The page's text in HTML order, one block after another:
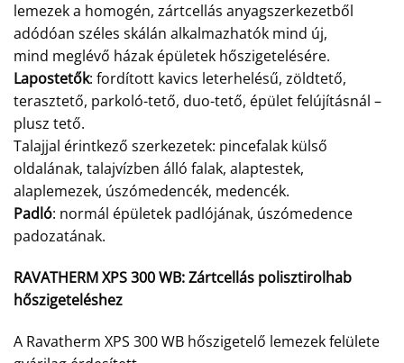
lemezek a homogén, zártcellás anyagszerkezetből
adódóan széles skálán alkalmazhatók mind új,
mind meglévő házak épületek hőszigetelésére.
Lapostetők: fordított kavics leterhelésű, zöldtető,
terasztető, parkoló-tető, duo-tető, épület felújításnál –
plusz tető.
Talajjal érintkező szerkezetek: pincefalak külső
oldalának, talajvízben álló falak, alaptestek,
alaplemezek, úszómedencék, medencék.
Padló: normál épületek padlójának, úszómedence
padozatának.
RAVATHERM XPS 300 WB:Zártcellás polisztirolhab
hőszigeteléshez
A Ravatherm XPS 300 WB hőszigetelő lemezek felülete